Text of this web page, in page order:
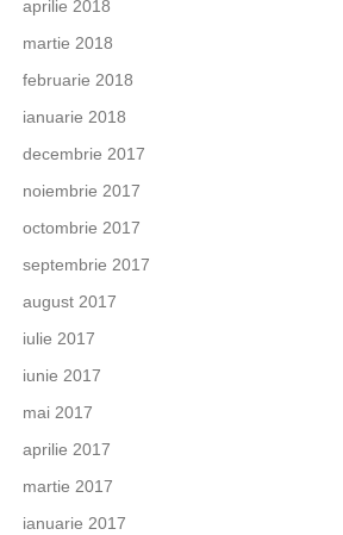
aprilie 2018
martie 2018
februarie 2018
ianuarie 2018
decembrie 2017
noiembrie 2017
octombrie 2017
septembrie 2017
august 2017
iulie 2017
iunie 2017
mai 2017
aprilie 2017
martie 2017
ianuarie 2017